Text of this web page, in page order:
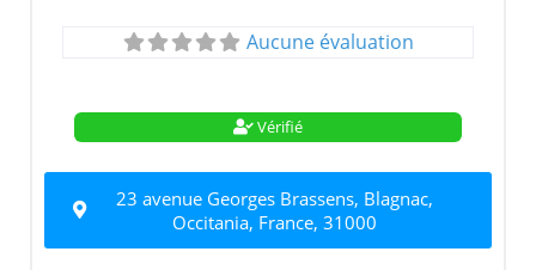
Aucune évaluation
Vérifié
23 avenue Georges Brassens, Blagnac,
Occitania, France, 31000